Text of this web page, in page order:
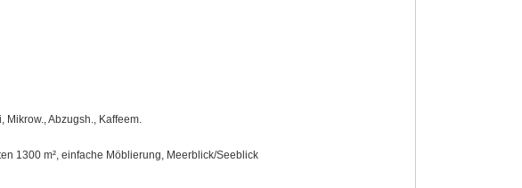
Mikrow., Abzugsh., Kaffeem.
1300 m², einfache Möblierung, Meerblick/Seeblick